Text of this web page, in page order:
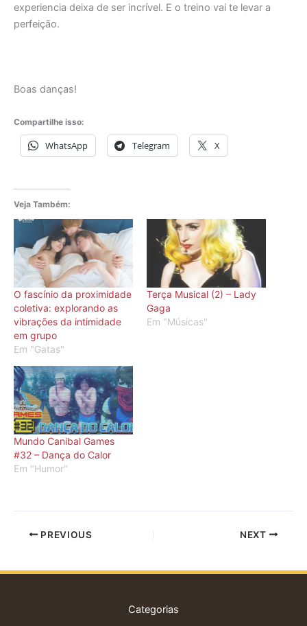
experiencia deixa de ser incrível. E o treino vai te levar a
perfeição.
Boas danças!
Compartilhe isso:
WhatsApp Telegram X
Veja Também:
O fascínio da proximidade
coletiva: explorando as
vibrações da intimidade
em grupo
Em "Gatas"
Terça Musical (2) – Lady
Gaga
Em "Músicas"
Mundo Canibal Games
#32 – Dança do Calor
Em "Humor"
PREVIOUS NEXT
Categorias